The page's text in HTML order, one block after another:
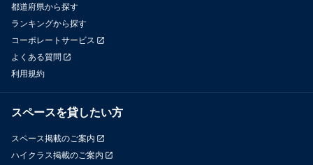
都道府県から探す
ランキングから探す
コーポレートサービス
よくある質問
利用規約
スペースを貸したい方
スペース掲載のご案内
ハイクラス掲載のご案内